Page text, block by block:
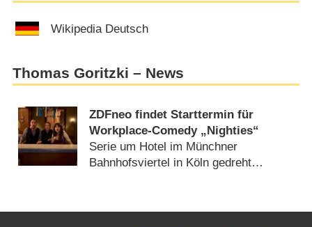
Wikipedia Deutsch
Thomas Goritzki – News
ZDFneo findet Starttermin für
Workplace-Comedy „Nighties“
Serie um Hotel im Münchner
Bahnhofsviertel in Köln gedreht